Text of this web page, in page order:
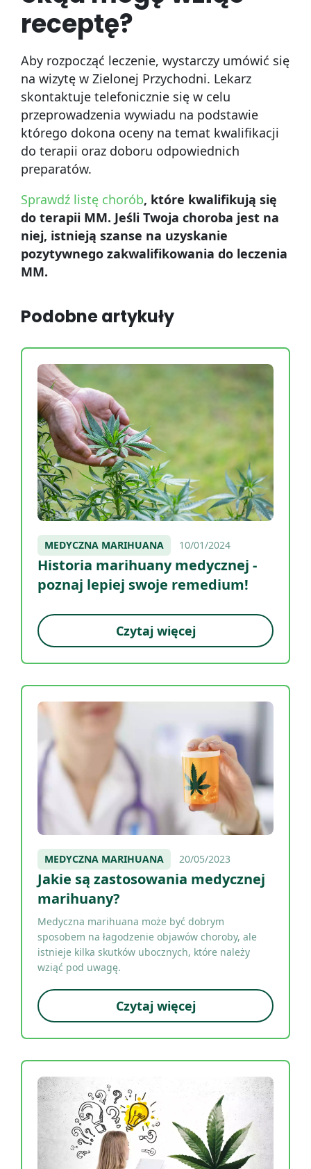
receptę?
Aby rozpocząć leczenie, wystarczy umówić się
na wizytę w Zielonej Przychodni. Lekarz
skontaktuje telefonicznie się w celu
przeprowadzenia wywiadu na podstawie
którego dokona oceny na temat kwalifikacji
do terapii oraz doboru odpowiednich
preparatów.
Sprawdź listę chorób, które kwalifikują się
do terapii MM. Jeśli Twoja choroba jest na
niej, istnieją szanse na uzyskanie
pozytywnego zakwalifikowania do leczenia
MM.
Podobne artykuły
MEDYCZNA MARIHUANA 10/01/2024
Historia marihuany medycznej -
poznaj lepiej swoje remedium!
Czytaj więcej
MEDYCZNA MARIHUANA 20/05/2023
Jakie są zastosowania medycznej
marihuany?
Medyczna marihuana może być dobrym
sposobem na łagodzenie objawów choroby, ale
istnieje kilka skutków ubocznych, które należy
wziąć pod uwagę.
Czytaj więcej